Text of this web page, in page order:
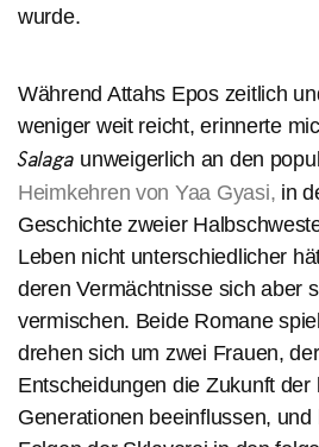
wurde.
Während Attahs Epos zeitlich
weniger weit reicht, erinnerte
Salaga unweigerlich an den
Heimkehren von Yaa Gyasi, in
Geschichte zweier
Leben nicht unterschiedlicher
deren Vermächtnisse sich aber
vermischen. Beide Romane
drehen sich um zwei Frauen,
Entscheidungen die Zukunft der
Generationen beeinflussen,